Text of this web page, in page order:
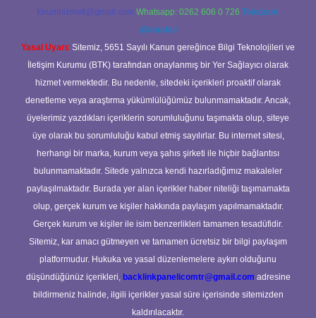
forumhizmeti@gmail.com Whatsapp: 0262 606 0 726 Telegram:
@karabul
Yasal Uyarı: Sitemiz, 5651 Sayılı Kanun gereğince Bilgi Teknolojileri ve
İletişim Kurumu (BTK) tarafından onaylanmış bir Yer Sağlayıcı olarak
hizmet vermektedir. Bu nedenle, sitedeki içerikleri proaktif olarak
denetleme veya araştırma yükümlülüğümüz bulunmamaktadır. Ancak,
üyelerimiz yazdıkları içeriklerin sorumluluğunu taşımakta olup, siteye
üye olarak bu sorumluluğu kabul etmiş sayılırlar. Bu internet sitesi,
herhangi bir marka, kurum veya şahıs şirketi ile hiçbir bağlantısı
bulunmamaktadır. Sitede yalnızca kendi hazırladığımız makaleler
paylaşılmaktadır. Burada yer alan içerikler haber niteliği taşımamakta
olup, gerçek kurum ve kişiler hakkında paylaşım yapılmamaktadır.
Gerçek kurum ve kişiler ile isim benzerlikleri tamamen tesadüfidir.
Sitemiz, kar amacı gütmeyen ve tamamen ücretsiz bir bilgi paylaşım
platformudur. Hukuka ve yasal düzenlemelere aykırı olduğunu
düşündüğünüz içerikleri, backlinkpanelicomtr@gmail.com adresine
bildirmeniz halinde, ilgili içerikler yasal süre içerisinde sitemizden
kaldırılacaktır.